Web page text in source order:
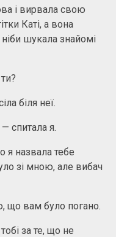
і вирвала свою
Каті, а вона
шукала знайомі
біля неї.
спитала я.
я назвала тебе
зі мною, але вибач
що вам було погано.
за те, що не